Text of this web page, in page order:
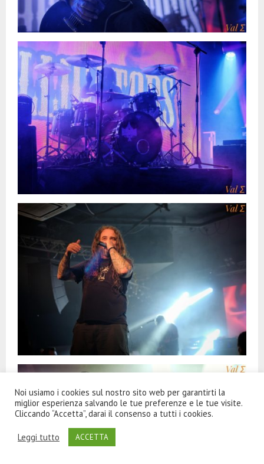
Noi usiamo i cookies sul nostro sito web per garantirti la
miglior esperienza salvando le tue preferenze e le tue visite.
Cliccando “Accetta”, darai il consenso a tutti i cookies.
Leggi tutto ACCETTA